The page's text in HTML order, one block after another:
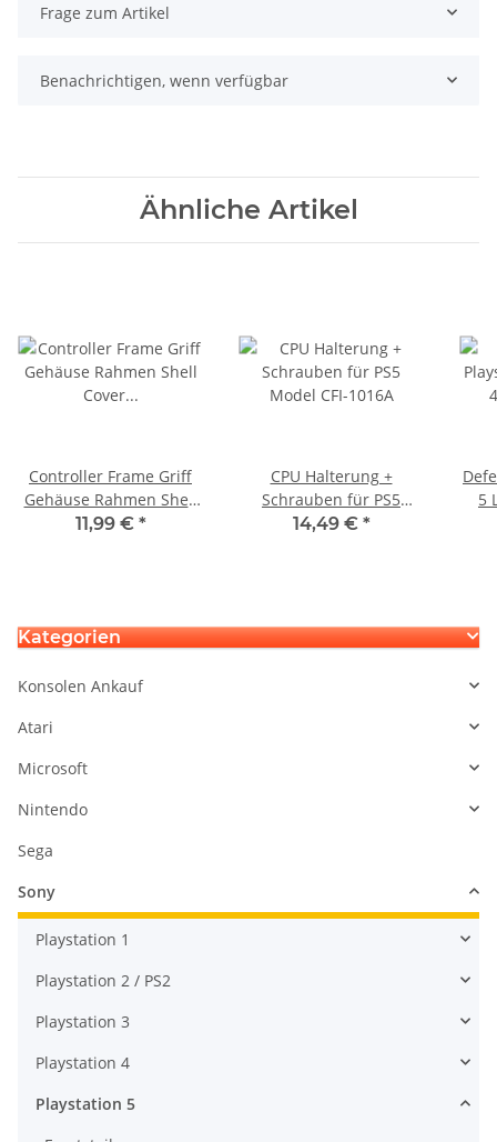
Frage zum Artikel
Benachrichtigen, wenn verfügbar
Ähnliche Artikel
Controller Frame Griff
Gehäuse Rahmen Shell
Cover Case für Sony PS5
11,99 € *
CPU Halterung +
Schrauben für PS5
Model CFI-1016A
14,49 € *
5
Kategorien
Konsolen Ankauf
Atari
Microsoft
Nintendo
Sega
Sony
Playstation 1
Playstation 2 / PS2
Playstation 3
Playstation 4
Playstation 5